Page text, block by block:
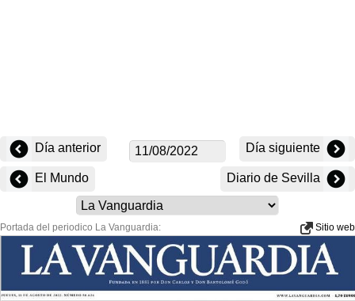
Día anterior Día siguiente
El Mundo Diario de Sevilla
Portada del periodico La Vanguardia: Sitio web